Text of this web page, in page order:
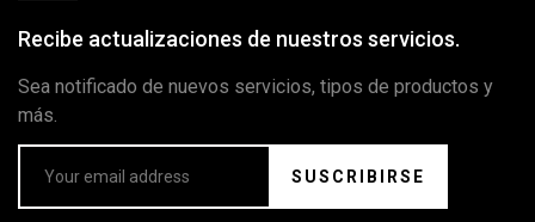
Recibe actualizaciones de nuestros servicios.
Sea notificado de nuevos servicios, tipos de productos y
más.
SUSCRIBIRSE